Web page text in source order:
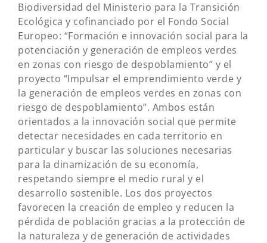
Biodiversidad del Ministerio para la Transición
Ecológica y cofinanciado por el Fondo Social
Europeo: “Formación e innovación social para la
potenciación y generación de empleos verdes
en zonas con riesgo de despoblamiento” y el
proyecto “Impulsar el emprendimiento verde y
la generación de empleos verdes en zonas con
riesgo de despoblamiento”. Ambos están
orientados a la innovación social que permite
detectar necesidades en cada territorio en
particular y buscar las soluciones necesarias
para la dinamización de su economía,
respetando siempre el medio rural y el
desarrollo sostenible. Los dos proyectos
favorecen la creación de empleo y reducen la
pérdida de población gracias a la protección de
la naturaleza y de generación de actividades